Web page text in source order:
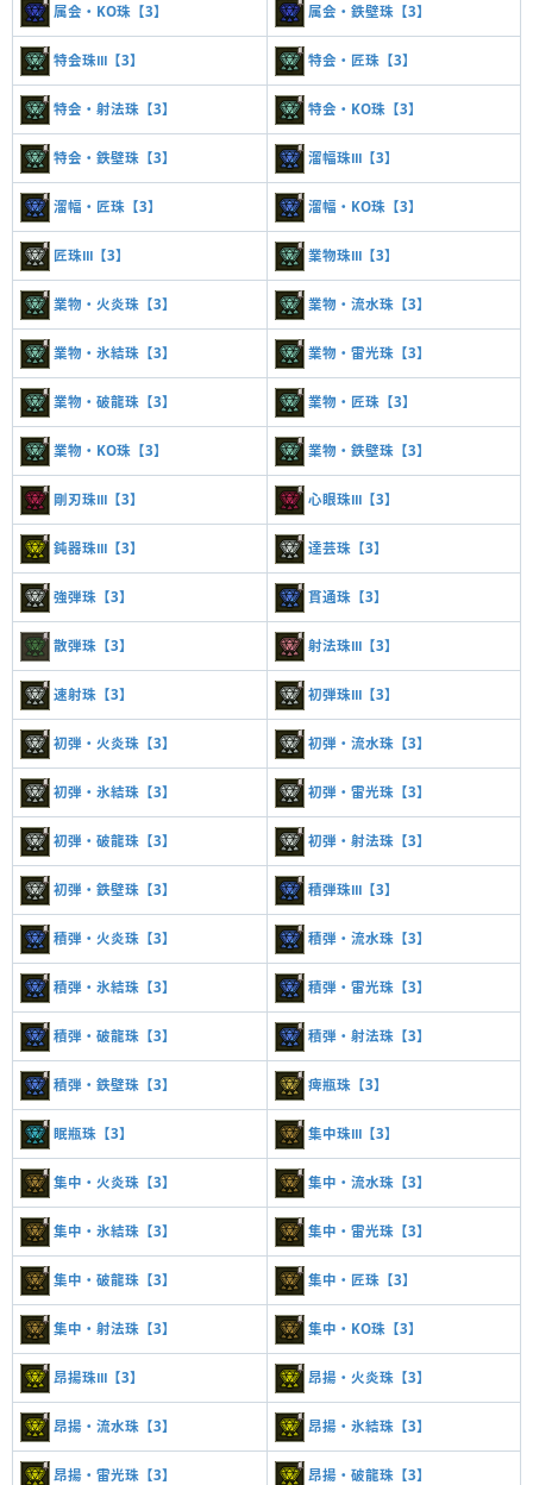
属会・KO珠【3】 属会・鉄壁珠【3】
特会珠Ⅲ【3】 特会・匠珠【3】
特会・射法珠【3】 特会・KO珠【3】
特会・鉄壁珠【3】 溜幅珠Ⅲ【3】
溜幅・匠珠【3】 溜幅・KO珠【3】
匠珠Ⅲ【3】 業物珠Ⅲ【3】
業物・火炎珠【3】 業物・流水珠【3】
業物・氷結珠【3】 業物・雷光珠【3】
業物・破龍珠【3】 業物・匠珠【3】
業物・KO珠【3】 業物・鉄壁珠【3】
剛刃珠Ⅲ【3】 心眼珠Ⅲ【3】
鈍器珠Ⅲ【3】 達芸珠【3】
強弾珠【3】 貫通珠【3】
散弾珠【3】 射法珠Ⅲ【3】
速射珠【3】 初弾珠Ⅲ【3】
初弾・火炎珠【3】 初弾・流水珠【3】
初弾・氷結珠【3】 初弾・雷光珠【3】
初弾・破龍珠【3】 初弾・射法珠【3】
初弾・鉄壁珠【3】 積弾珠Ⅲ【3】
積弾・火炎珠【3】 積弾・流水珠【3】
積弾・氷結珠【3】 積弾・雷光珠【3】
積弾・破龍珠【3】 積弾・射法珠【3】
積弾・鉄壁珠【3】 痺瓶珠【3】
眠瓶珠【3】 集中珠Ⅲ【3】
集中・火炎珠【3】 集中・流水珠【3】
集中・氷結珠【3】 集中・雷光珠【3】
集中・破龍珠【3】 集中・匠珠【3】
集中・射法珠【3】 集中・KO珠【3】
昂揚珠Ⅲ【3】 昂揚・火炎珠【3】
昂揚・流水珠【3】 昂揚・氷結珠【3】
昂揚・雷光珠【3】 昂揚・破龍珠【3】